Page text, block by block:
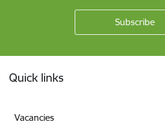
Quick links
Vacancies